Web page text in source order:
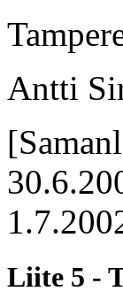
Antti
Liite 5 -